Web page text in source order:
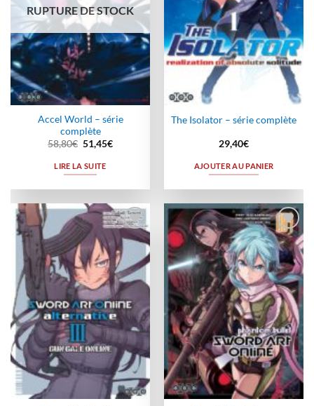
RUPTURE DE STOCK
Accel World – série
complète
58,80€ Le
prix
initial
était :
51,45€Le
LIRE LA SUITE
The Isolator – série complète
29,40€
AJOUTER AU PANIER
Ajouter
wishlist
Ajouter
à la
wishlist